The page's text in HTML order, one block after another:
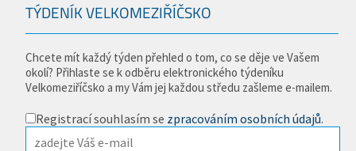
TÝDENÍK VELKOMEZIŘÍČSKO
Chcete mít každý týden přehled o tom, co se děje ve Vašem
okolí? Přihlaste se k odběru elektronického týdeníku
Velkomeziříčsko a my Vám jej každou středu zašleme e-mailem.
Registrací souhlasím se zpracováním osobních údajů.